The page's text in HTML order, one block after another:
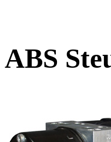
ABS